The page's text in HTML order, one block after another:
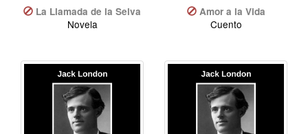
La Llamada de la Selva
Novela
Amor a la Vida
Cuento